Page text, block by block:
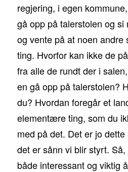
regjering, i egen
gå opp på talerstolen og si
og vente på at noen andre
ting. Hvorfor kan ikke de
fra alle de rundt der i
en gå opp på talerstolen?
du? Hvordan foregår et
elementære ting, som du
med på det. Det er jo
det er sånn vi blir styrt.
både interessant og viktig